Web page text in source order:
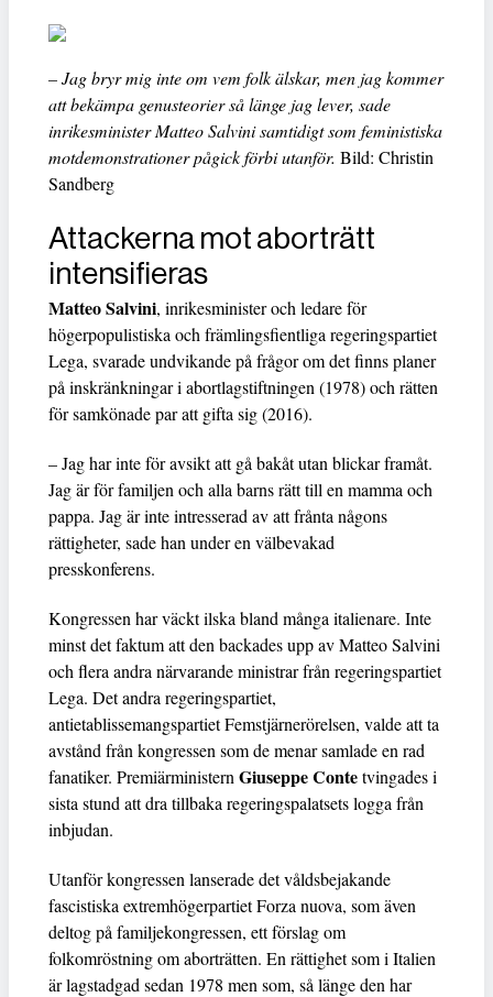
– Jag bryr mig inte om vem folk älskar, men jag kommer
att bekämpa genusteorier så länge jag lever, sade
inrikesminister Matteo Salvini samtidigt som feministiska
motdemonstrationer pågick förbi utanför. Bild: Christin
Sandberg
Attackerna mot aborträtt
intensifieras
Matteo Salvini, inrikesminister och ledare för
högerpopulistiska och främlingsfientliga regeringspartiet
Lega, svarade undvikande på frågor om det finns planer
på inskränkningar i abortlagstiftningen (1978) och rätten
för samkönade par att gifta sig (2016).
– Jag har inte för avsikt att gå bakåt utan blickar framåt.
Jag är för familjen och alla barns rätt till en mamma och
pappa. Jag är inte intresserad av att frånta någons
rättigheter, sade han under en välbevakad
presskonferens.
Kongressen har väckt ilska bland många italienare. Inte
minst det faktum att den backades upp av Matteo Salvini
och flera andra närvarande ministrar från regeringspartiet
Lega. Det andra regeringspartiet,
antietablissemangspartiet Femstjärnerörelsen, valde att ta
avstånd från kongressen som de menar samlade en rad
fanatiker. Premiärministern Giuseppe Contetvingades i
sista stund att dra tillbaka regeringspalatsets logga från
inbjudan.
Utanför kongressen lanserade det våldsbejakande
fascistiska extremhögerpartiet Forza nuova, som även
deltog på familjekongressen, ett förslag om
folkomröstning om aborträtten. En rättighet som i Italien
är lagstadgad sedan 1978 men som, så länge den har